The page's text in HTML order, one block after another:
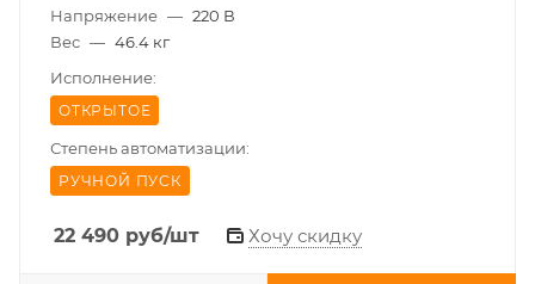
Напряжение — 220 В
Вес — 46.4 кг
Исполнение:
ОТКРЫТОЕ
Степень автоматизации:
РУЧНОЙ ПУСК
22 490 руб/шт Хочу скидку